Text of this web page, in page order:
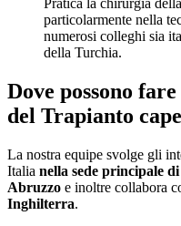
Pratica la chirurgia
particolarmente nella
numerosi colleghi sia
della Turchia.
Dove possono
del Trapianto
La nostra equipe svolge gli
Italia nella sede principale
Abruzzo e inoltre collabora
Inghilterra.